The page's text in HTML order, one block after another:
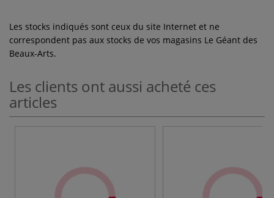
Les stocks indiqués sont ceux du site Internet et ne
correspondent pas aux stocks de vos magasins Le Géant des
Beaux-Arts.
Les clients ont aussi acheté ces
articles